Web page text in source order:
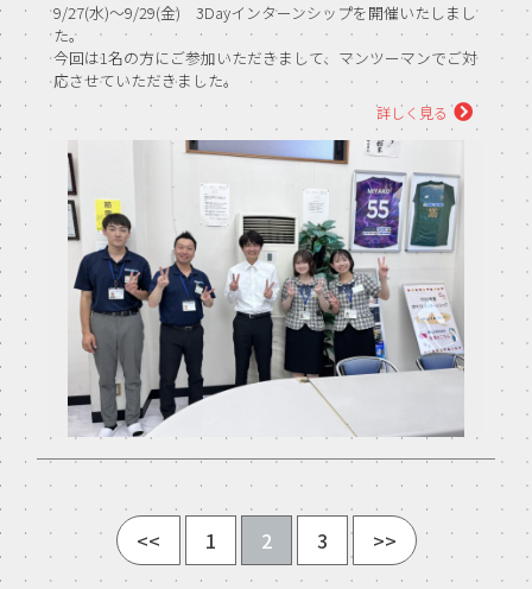
9/27(水)～9/29(金) 3Dayインターンシップを開催いたしまし
た。
今回は1名の方にご参加いただきまして、マンツーマンでご対
応させていただきました。
先月同様、朝礼体験や営業同行、先輩社員交流会など盛り沢
山な内...
詳しく見る
<< 1 2 3 >>